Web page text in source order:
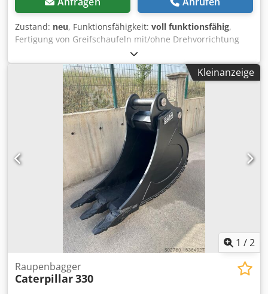
Zustand: neu, Funktionsfähigkeit: voll funktionsfähig,
Fertigung von Greifschaufeln mit/ohne Drehvorrichtung
für Bagger Crodpfx Aey Spn Isnijf
Kleinanzeige
1 /2
Raupenbagger
Caterpillar330